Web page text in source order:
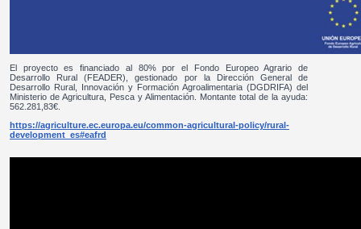
El proyecto es financiado al 80% por el Fondo Europeo Agrario de
Desarrollo Rural (FEADER), gestionado por la Dirección General de
Desarrollo Rural, Innovación y Formación Agroalimentaria (DGDRIFA) del
Ministerio de Agricultura, Pesca y Alimentación. Montante total de la ayuda:
562.281,83€.
https://agriculture.ec.europa.eu/common-agricultural-policy/rural-
development_es#eafrd